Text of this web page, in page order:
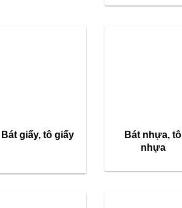
Bát giấy, tô giấy
Bát nhựa, tô
nhựa